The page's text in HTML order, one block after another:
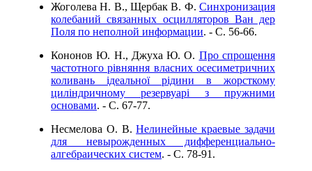
Жоголева Н. В., Щербак В. Ф. Синхронизация
колебаний связанных осцилляторов Ван дер
Поля по неполной информации. - C. 56-66.
Кононов Ю. Н., Джуха Ю. О. Про спрощення
частотного рівняння власних осесиметричних
коливань ідеальної рідини в жорсткому
циліндричному резервуарі з пружними
основами. - C. 67-77.
Несмелова О. В.Нелинейные краевые задачи
для невырожденных дифференциально-
алгебраических систем. - C. 78-91.